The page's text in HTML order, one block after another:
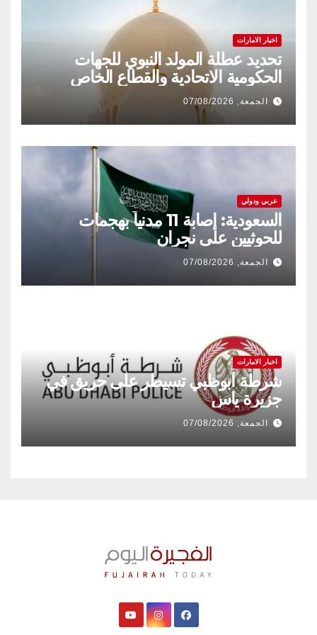
اخبار الامارات
تحديد عطلة المولد النبوي للجهات
الحكومية الاتحادية والقطاع الخاص
الجمعة, 07/08/2026
عربي ودولي
السعودية: إصابة 11 مدنياً بهجمات
للحوثيين على نجران
الجمعة, 07/08/2026
اخبار الامارات
شرطة أبوظبي تسيطر على حريق في
جزيرة ياس
الجمعة, 07/08/2026